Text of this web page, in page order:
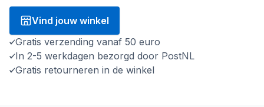
Vind jouw winkel
Gratis verzending vanaf 50 euro
In 2-5 werkdagen bezorgd door PostNL
Gratis retourneren in de winkel